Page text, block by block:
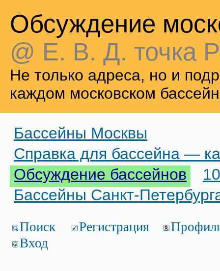
Обсуждение
@ Е. В. Д. точка
Не только адреса, но и
каждом московском
Бассейны Москвы
Справка для бассейна —
Обсуждение бассейнов
Бассейны Санкт-
Поиск Регистрация
Вход